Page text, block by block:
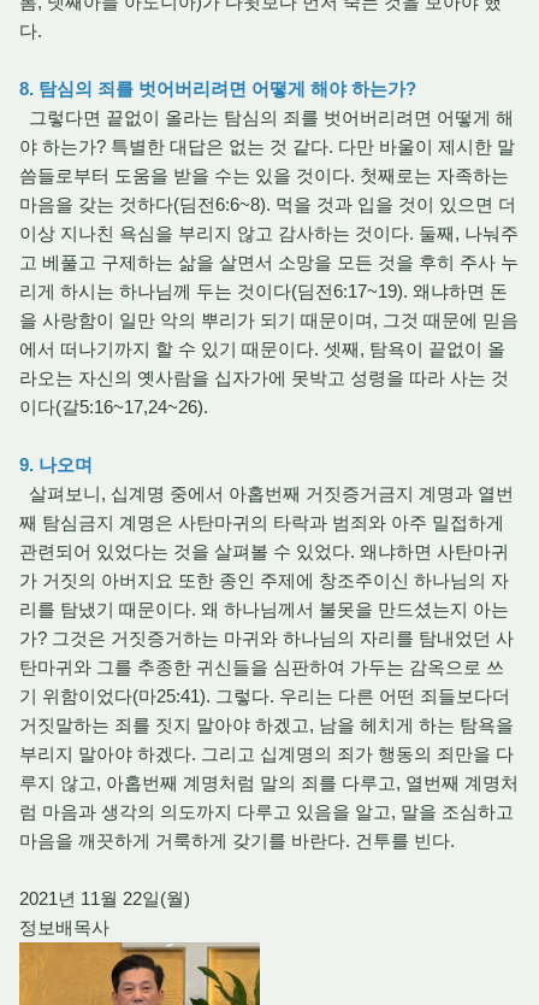
다.
8. 탐심의 죄를 벗어버리려면 어떻게 해야 하는가?
그렇다면 끝없이 올라는 탐심의 죄를 벗어버리려면 어떻게 해
야 하는가? 특별한 대답은 없는 것 같다. 다만 바울이 제시한 말
씀들로부터 도움을 받을 수는 있을 것이다. 첫째로는 자족하는
마음을 갖는 것하다(딤전6:6~8). 먹을 것과 입을 것이 있으면 더
이상 지나친 욕심을 부리지 않고 감사하는 것이다. 둘째, 나눠주
고 베풀고 구제하는 삶을 살면서 소망을 모든 것을 후히 주사 누
리게 하시는 하나님께 두는 것이다(딤전6:17~19). 왜냐하면 돈
을 사랑함이 일만 악의 뿌리가 되기 때문이며, 그것 때문에 믿음
에서 떠나기까지 할 수 있기 때문이다. 셋째, 탐욕이 끝없이 올
라오는 자신의 옛사람을 십자가에 못박고 성령을 따라 사는 것
이다(갈5:16~17,24~26).
9. 나오며
살펴보니, 십계명 중에서 아홉번째 거짓증거금지 계명과 열번
째 탐심금지 계명은 사탄마귀의 타락과 범죄와 아주 밀접하게
관련되어 있었다는 것을 살펴볼 수 있었다. 왜냐하면 사탄마귀
가 거짓의 아버지요 또한 종인 주제에 창조주이신 하나님의 자
리를 탐냈기 때문이다. 왜 하나님께서 불못을 만드셨는지 아는
가? 그것은 거짓증거하는 마귀와 하나님의 자리를 탐내었던 사
탄마귀와 그를 추종한 귀신들을 심판하여 가두는 감옥으로 쓰
기 위함이었다(마25:41). 그렇다. 우리는 다른 어떤 죄들보다더
거짓말하는 죄를 짓지 말아야 하겠고, 남을 헤치게 하는 탐욕을
부리지 말아야 하겠다. 그리고 십계명의 죄가 행동의 죄만을 다
루지 않고, 아홉번째 계명처럼 말의 죄를 다루고, 열번째 계명처
럼 마음과 생각의 의도까지 다루고 있음을 알고, 말을 조심하고
마음을 깨끗하게 거룩하게 갖기를 바란다. 건투를 빈다.
2021년 11월 22일(월)
정보배목사